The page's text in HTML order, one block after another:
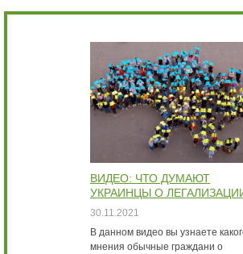
ВИДЕО: ЧТО ДУМАЮТ
УКРАИНЦЫ О
МАРИХУАНЫ ИНТЕРВЬЮ
30.11.2021
В данном видео вы узнаете
мнения обычные граждани о